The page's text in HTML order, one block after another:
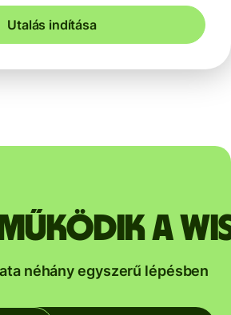
Utalás indítása
a
néhány egyszerű lépésben